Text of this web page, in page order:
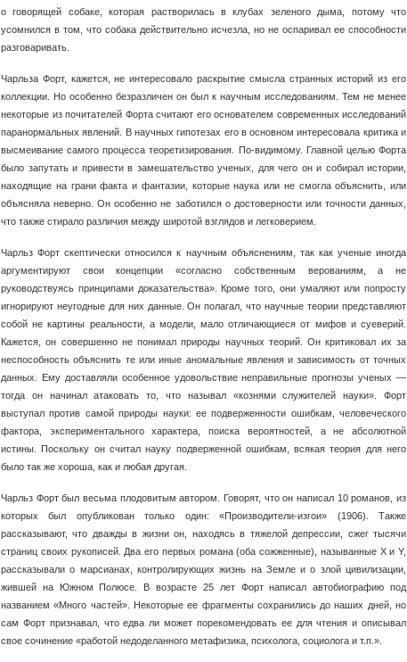
о говорящей собаке, которая растворилась в клубах зеленого дыма, потому что
усомнился в том, что собака действительно исчезла, но не оспаривал ее способности
разговаривать.
Чарльза Форт, кажется, не интересовало раскрытие смысла странных историй из его
коллекции. Но особенно безразличен он был к научным исследованиям. Тем не менее
некоторые из почитателей Форта считают его основателем современных исследований
паранормальных явлений. В научных гипотезах его в основном интересовала критика и
высмеивание самого процесса теоретизирования. По-видимому. Главной целью Форта
было запутать и привести в замешательство ученых, для чего он и собирал истории,
находящие на грани факта и фантазии, которые наука или не смогла объяснить, или
объясняла неверно. Он особенно не заботился о достоверности или точности данных,
что также стирало различия между широтой взглядов и легковерием.
Чарльз Форт скептически относился к научным объяснениям, так как ученые иногда
аргументируют свои концепции «согласно собственным верованиям, а не
руководствуясь принципами доказательства». Кроме того, они умаляют или попросту
игнорируют неугодные для них данные. Он полагал, что научные теории представляют
собой не картины реальности, а модели, мало отличающиеся от мифов и суеверий.
Кажется, он совершенно не понимал природы научных теорий. Он критиковал их за
неспособность объяснить те или иные аномальные явления и зависимость от точных
данных. Ему доставляли особенное удовольствие неправильные прогнозы ученых —
тогда он начинал атаковать то, что называл «кознями служителей науки». Форт
выступал против самой природы науки: ее подверженности ошибкам, человеческого
фактора, экспериментального характера, поиска вероятностей, а не абсолютной
истины. Поскольку он считал науку подверженной ошибкам, всякая теория для него
было так же хороша, как и любая другая.
Чарльз Форт был весьма плодовитым автором. Говорят, что он написал 10 романов, из
которых был опубликован только один: «Производители-изгои» (1906). Также
рассказывают, что дважды в жизни он, находясь в тяжелой депрессии, сжег тысячи
страниц своих рукописей. Два его первых романа (оба сожженные), называнные Х и Y,
рассказывали о марсианах, контролирующих жизнь на Земле и о злой цивилизации,
жившей на Южном Полюсе. В возрасте 25 лет Форт написал автобиографию под
названием «Много частей». Некоторые ее фрагменты сохранились до наших дней, но
сам Форт признавал, что едва ли может порекомендовать ее для чтения и описывал
свое сочинение «работой недоделанного метафизика, психолога, социолога и т.п.».